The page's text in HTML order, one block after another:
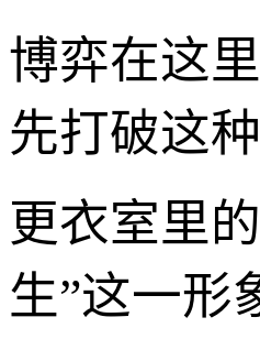
博弈在这
先打破这
更衣室里
生”这一形